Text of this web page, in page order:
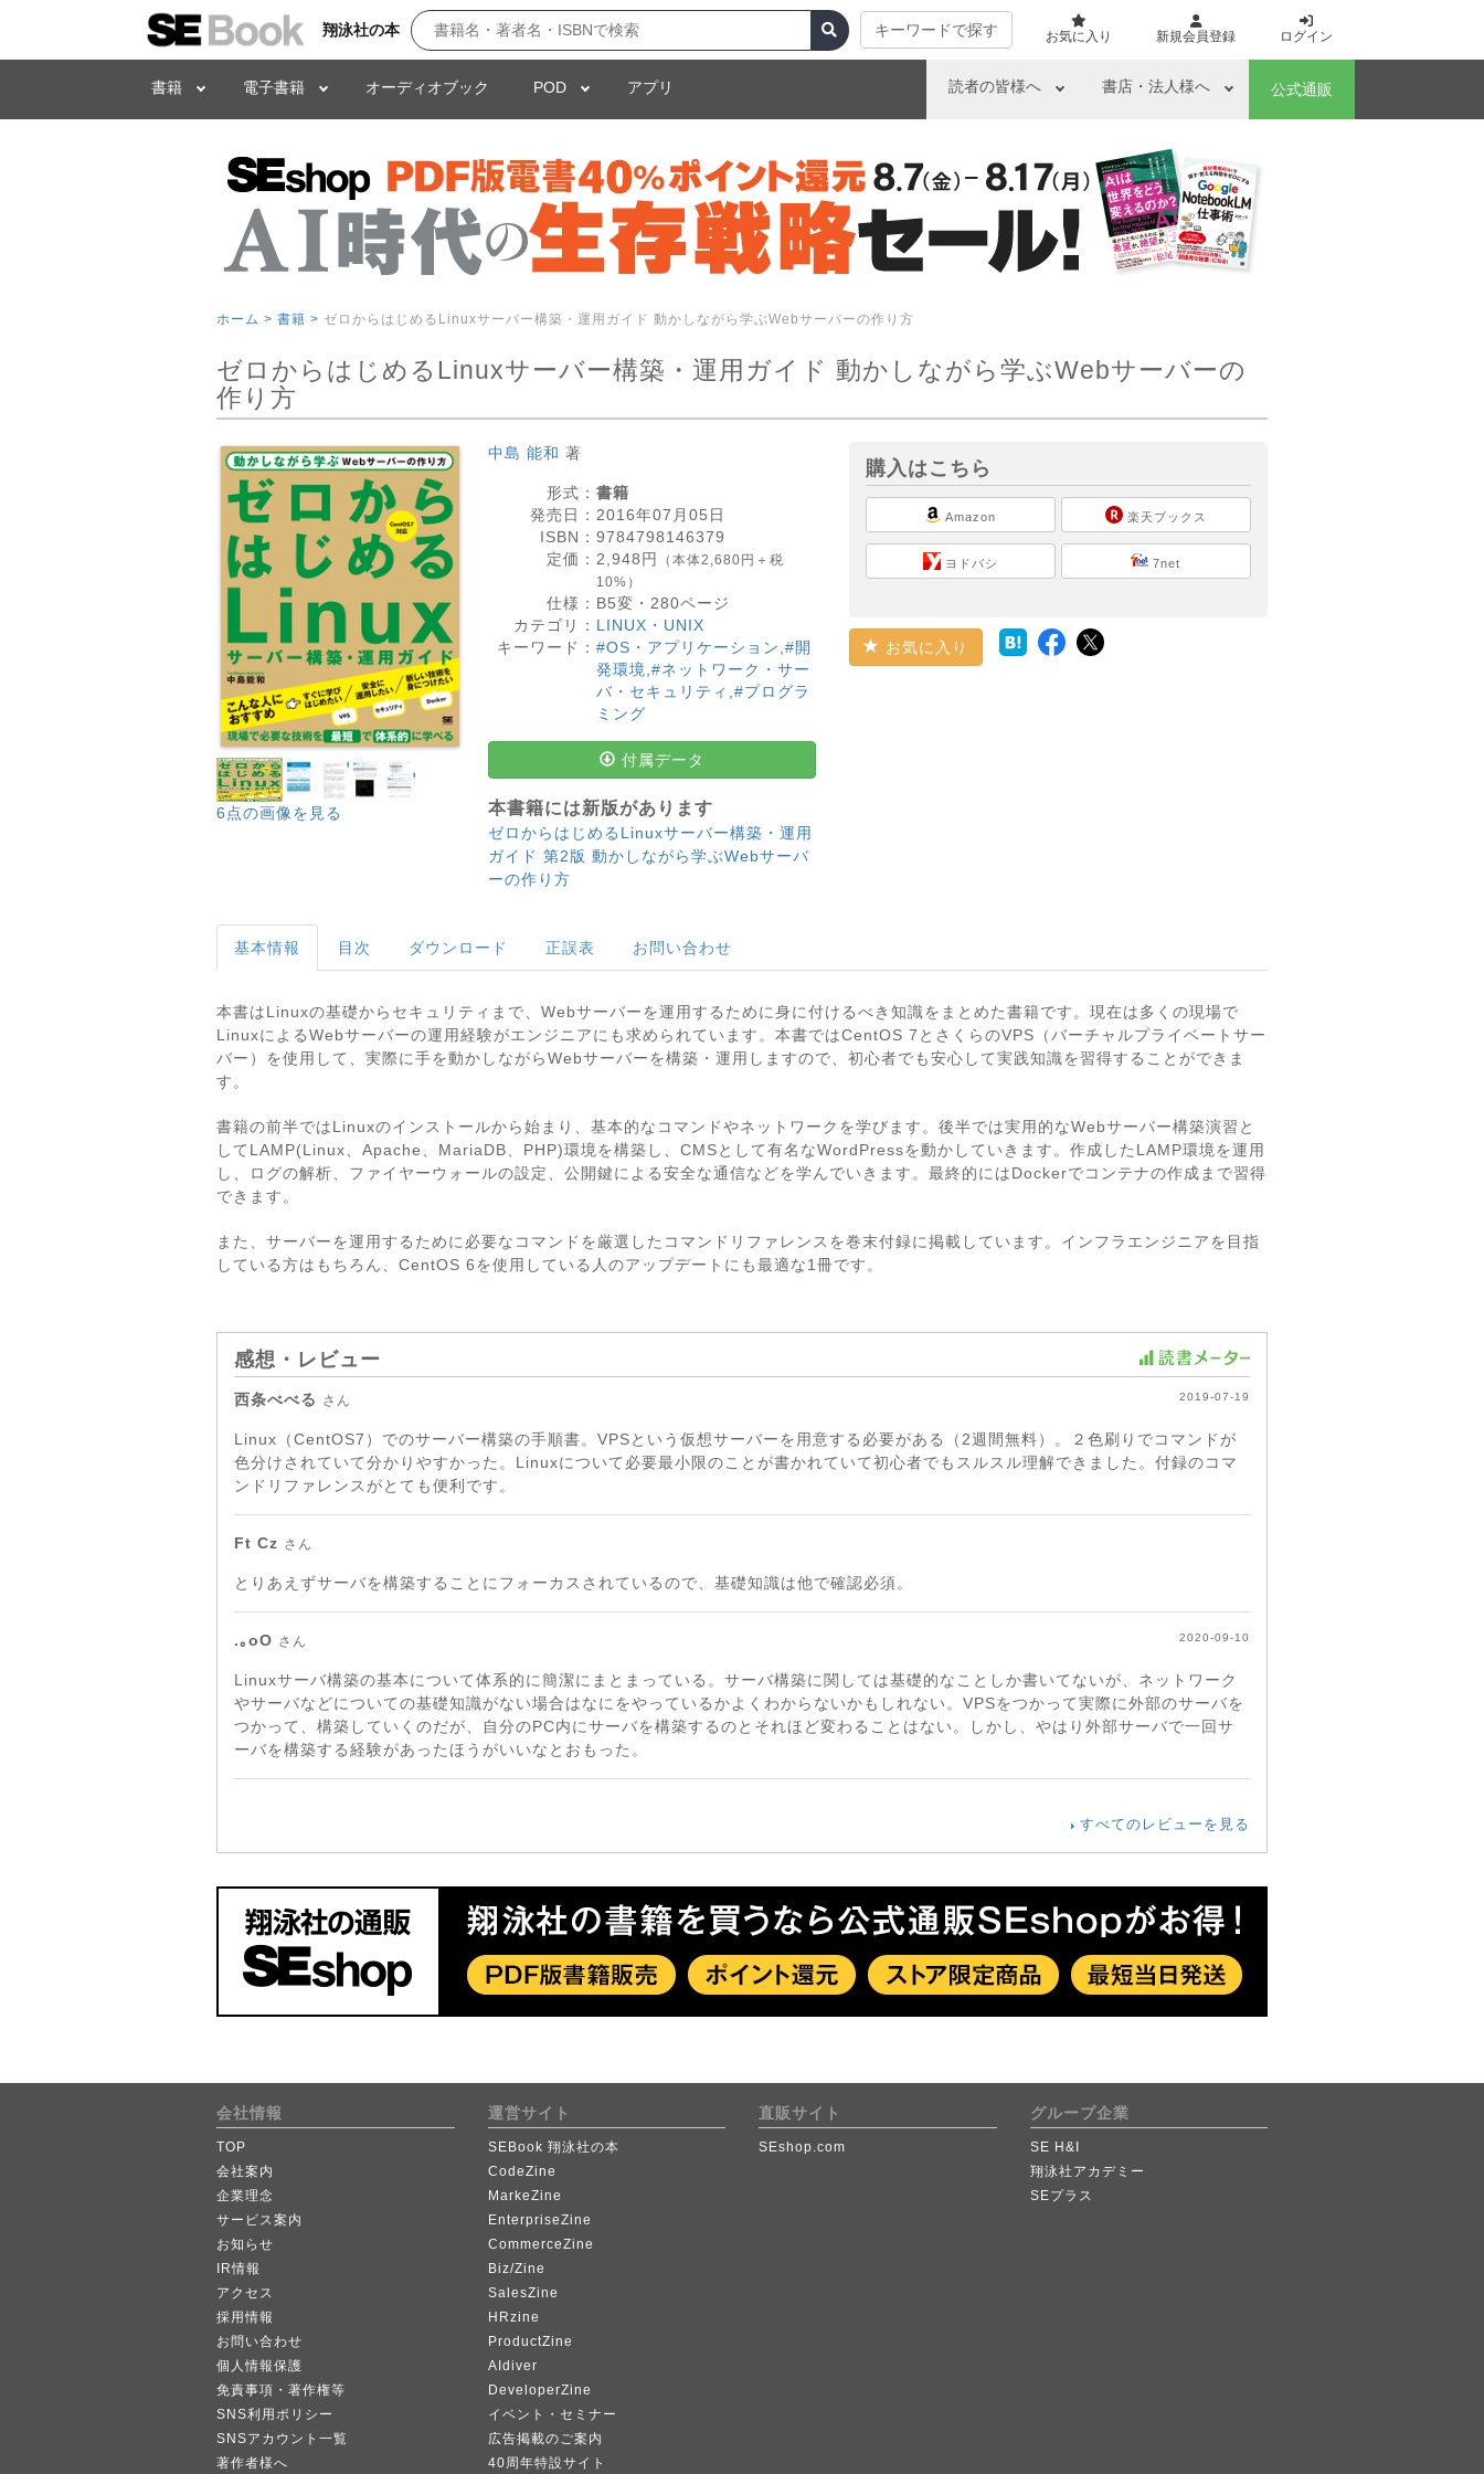
翔泳社の本 キーワードで探す お気に入り 新規会員登録 ログイン
書籍 電子書籍 オーディオブック POD アプリ 読者の皆様へ 書店・法人様へ 公式通販
ホーム > 書籍 > ゼロからはじめるLinuxサーバー構築・運用ガイド 動かしながら学ぶWebサーバーの作り方
ゼロからはじめるLinuxサーバー構築・運用ガイド 動かしながら学ぶWebサーバーの
作り方
6点の画像を見る
中島 能和 著
形式： 書籍
発売日： 2016年07月05日
ISBN： 9784798146379
定価： 2,948 円
（本体2,680円＋税
10%）
仕様： B5変・ 280ページ
カテゴリ： LINUX・UNIX
キーワード： #OS・アプリケーション #開
発環境 #ネットワーク・サー
バ・セキュリティ #プログラ
ミング
付属データ
本書籍には新版があります
ゼロからはじめるLinuxサーバー構築・運用
ガイド 第2版 動かしながら学ぶWebサーバ
ーの作り方
購入はこちら
Amazon
ヨドバシ
楽天ブックス
7net
お気に入り
基本情報 目次 ダウンロード 正誤表 お問い合わせ
本書はLinuxの基礎からセキュリティまで、Webサーバーを運用するために身に付けるべき知識をまとめた書籍です。現在は多くの現場で
LinuxによるWebサーバーの運用経験がエンジニアにも求められています。本書ではCentOS 7とさくらのVPS（バーチャルプライベートサー
バー）を使用して、実際に手を動かしながらWebサーバーを構築・運用しますので、初心者でも安心して実践知識を習得することができま
す。
書籍の前半ではLinuxのインストールから始まり、基本的なコマンドやネットワークを学びます。後半では実用的なWebサーバー構築演習と
してLAMP(Linux、Apache、MariaDB、PHP)環境を構築し、CMSとして有名なWordPressを動かしていきます。作成したLAMP環境を運用
し、ログの解析、ファイヤーウォールの設定、公開鍵による安全な通信などを学んでいきます。最終的にはDockerでコンテナの作成まで習得
できます。
また、サーバーを運用するために必要なコマンドを厳選したコマンドリファレンスを巻末付録に掲載しています。インフラエンジニアを目指
している方はもちろん、CentOS 6を使用している人のアップデートにも最適な1冊です。
感想・レビュー
西条べべる さん 2019-07-19
Linux（CentOS7）でのサーバー構築の手順書。VPSという仮想サーバーを用意する必要がある（2週間無料）。２色刷りでコマンドが
色分けされていて分かりやすかった。Linuxについて必要最小限のことが書かれていて初心者でもスルスル理解できました。付録のコマ
ンドリファレンスがとても便利です。
Ft Cz さん
とりあえずサーバを構築することにフォーカスされているので、基礎知識は他で確認必須。
.｡oO さん 2020-09-10
Linuxサーバ構築の基本について体系的に簡潔にまとまっている。サーバ構築に関しては基礎的なことしか書いてないが、ネットワーク
やサーバなどについての基礎知識がない場合はなにをやっているかよくわからないかもしれない。VPSをつかって実際に外部のサーバを
つかって、構築していくのだが、自分のPC内にサーバを構築するのとそれほど変わることはない。しかし、やはり外部サーバで一回サ
ーバを構築する経験があったほうがいいなとおもった。
すべてのレビューを見る
会社情報
TOP
会社案内
企業理念
サービス案内
お知らせ
IR情報
アクセス
採用情報
お問い合わせ
個人情報保護
免責事項・著作権等
SNS利用ポリシー
SNSアカウント一覧
著作者様へ
運営サイト
SEBook 翔泳社の本
CodeZine
MarkeZine
EnterpriseZine
CommerceZine
Biz/Zine
SalesZine
HRzine
ProductZine
AIdiver
DeveloperZine
イベント・セミナー
広告掲載のご案内
40周年特設サイト
直販サイト
SEshop.com
グループ企業
SE H&I
翔泳社アカデミー
SEプラス